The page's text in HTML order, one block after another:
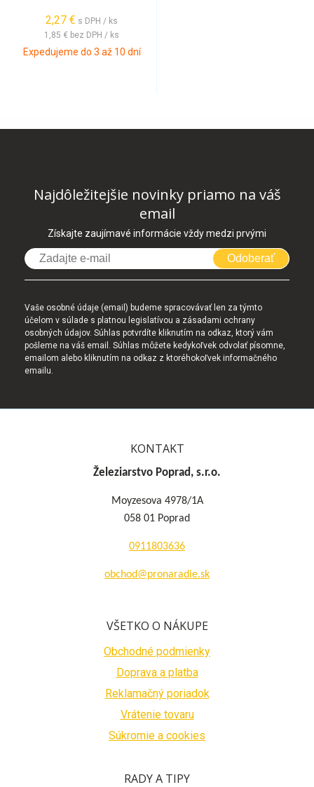
2,27 € s DPH / ks
1,85 € bez DPH / ks
Expedujeme do 3 až 10 dní
Najdôležitejšie novinky priamo na váš
email
Získajte zaujímavé informácie vždy medzi prvými
Odoberať
Vaše osobné údaje (email) budeme spracovávať len za týmto
účelom v súlade s platnou legislatívou a zásadami ochrany
osobných údajov. Súhlas potvrdíte kliknutím na odkaz, ktorý vám
pošleme na váš email. Súhlas môžete kedykoľvek odvolať písomne,
emailom alebo kliknutím na odkaz z ktoréhokoľvek informačného
emailu.
KONTAKT
Železiarstvo Poprad, s.r.o.
Moyzesova 4978/1A
058 01 Poprad
0911803636
obchod@pronaradie.sk
VŠETKO O NÁKUPE
Obchodné podmienky
Doprava a platba
Reklamačný poriadok
Vrátenie tovaru
Súkromie a cookies
RADY A TIPY